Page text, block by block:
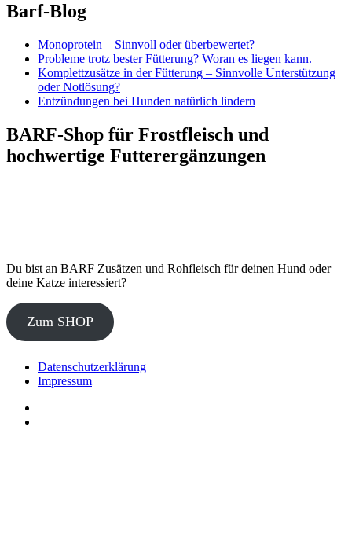
Barf-Blog
Monoprotein – Sinnvoll oder überbewertet?
Probleme trotz bester Fütterung? Woran es liegen kann.
Komplettzusätze in der Fütterung – Sinnvolle Unterstützung
oder Notlösung?
Entzündungen bei Hunden natürlich lindern
BARF-Shop für Frostfleisch und
hochwertige Futterergänzungen
Du bist an BARF Zusätzen und Rohfleisch für deinen Hund oder
deine Katze interessiert?
Zum SHOP
Datenschutzerklärung
Impressum